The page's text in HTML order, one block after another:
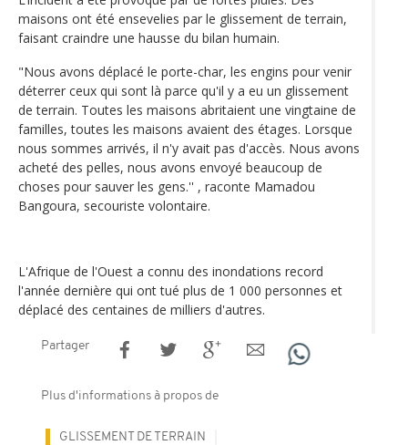
maisons ont été ensevelies par le glissement de terrain,
faisant craindre une hausse du bilan humain.
"Nous avons déplacé le porte-char, les engins pour venir
déterrer ceux qui sont là parce qu'il y a eu un glissement
de terrain. Toutes les maisons abritaient une vingtaine de
familles, toutes les maisons avaient des étages. Lorsque
nous sommes arrivés, il n'y avait pas d'accès. Nous avons
acheté des pelles, nous avons envoyé beaucoup de
choses pour sauver les gens.'' , raconte Mamadou
Bangoura, secouriste volontaire.
L'Afrique de l'Ouest a connu des inondations record
l'année dernière qui ont tué plus de 1 000 personnes et
déplacé des centaines de milliers d'autres.
Partager
Plus d'informations à propos de
GLISSEMENT DE TERRAIN